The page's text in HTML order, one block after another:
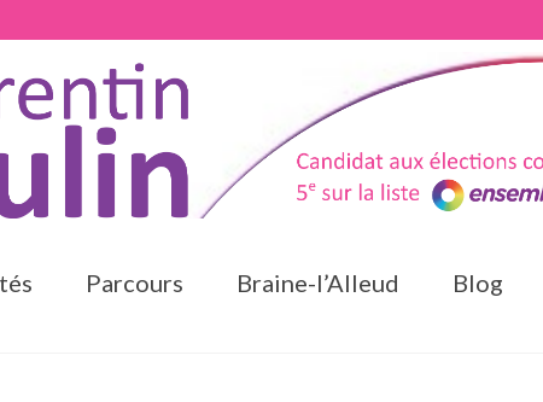
Parcours Braine-l’Alleud Blog